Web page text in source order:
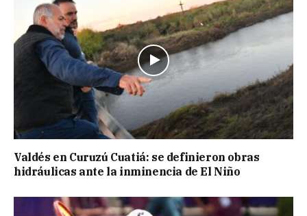
Valdés en Curuzú Cuatiá: se definieron obras
hidráulicas ante la inminencia de El Niño